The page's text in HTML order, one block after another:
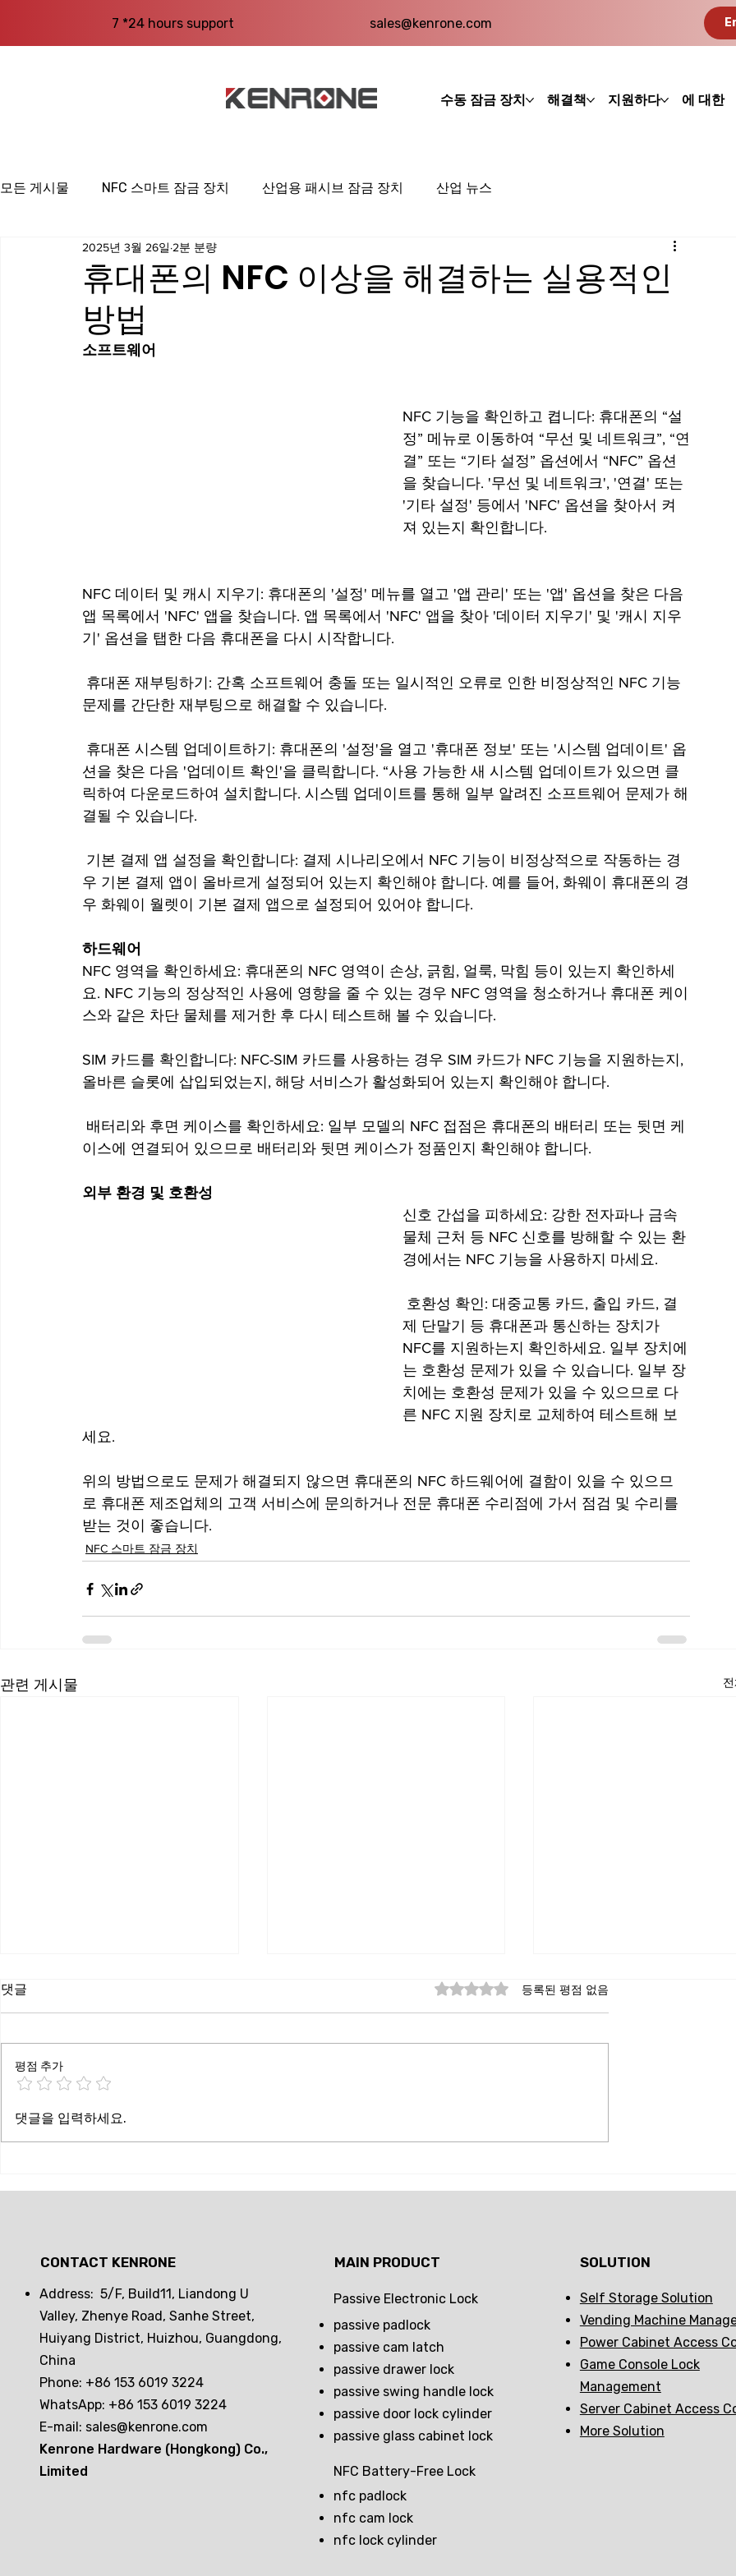
수동 잠금 장치 해결책 지원하다 에 대한
7 *24 hours support sales@kenrone.com
모든 게시물 NFC 스마트 잠금 장치 산업용 패시브 잠금 장치 산업 뉴스
휴대폰의 NFC 이상을 해결하는 실용적인
방법
2025년 3월 26일 2분 분량
소프트웨어
NFC 기능을 확인하고 켭니다: 휴대폰의 “설
정” 메뉴로 이동하여 “무선 및 네트워크”, “연
결” 또는 “기타 설정” 옵션에서 “NFC” 옵션
을 찾습니다. '무선 및 네트워크', '연결' 또는
'기타 설정' 등에서 'NFC' 옵션을 찾아서 켜
져 있는지 확인합니다.
NFC 데이터 및 캐시 지우기: 휴대폰의 '설정' 메뉴를 열고 '앱 관리' 또는 '앱' 옵션을 찾은 다음
앱 목록에서 'NFC' 앱을 찾습니다. 앱 목록에서 'NFC' 앱을 찾아 '데이터 지우기' 및 '캐시 지우
기' 옵션을 탭한 다음 휴대폰을 다시 시작합니다.
문제를 간단한 재부팅으로 해결할 수 있습니다.
션을 찾은 다음 '업데이트 확인'을 클릭합니다. “사용 가능한 새 시스템 업데이트가 있으면 클
릭하여 다운로드하여 설치합니다. 시스템 업데이트를 통해 일부 알려진 소프트웨어 문제가 해
결될 수 있습니다.
우 기본 결제 앱이 올바르게 설정되어 있는지 확인해야 합니다. 예를 들어, 화웨이 휴대폰의 경
우 화웨이 월렛이 기본 결제 앱으로 설정되어 있어야 합니다.
하드웨어
NFC 영역을 확인하세요: 휴대폰의 NFC 영역이 손상, 긁힘, 얼룩, 막힘 등이 있는지 확인하세
요. NFC 기능의 정상적인 사용에 영향을 줄 수 있는 경우 NFC 영역을 청소하거나 휴대폰 케이
스와 같은 차단 물체를 제거한 후 다시 테스트해 볼 수 있습니다.
SIM 카드를 확인합니다: NFC-SIM 카드를 사용하는 경우 SIM 카드가 NFC 기능을 지원하는지,
올바른 슬롯에 삽입되었는지, 해당 서비스가 활성화되어 있는지 확인해야 합니다.
이스에 연결되어 있으므로 배터리와 뒷면 케이스가 정품인지 확인해야 합니다.
외부 환경 및 호환성
신호 간섭을 피하세요: 강한 전자파나 금속
물체 근처 등 NFC 신호를 방해할 수 있는 환
경에서는 NFC 기능을 사용하지 마세요.
제 단말기 등 휴대폰과 통신하는 장치가
NFC를 지원하는지 확인하세요. 일부 장치에
는 호환성 문제가 있을 수 있습니다. 일부 장
치에는 호환성 문제가 있을 수 있으므로 다
른 NFC 지원 장치로 교체하여 테스트해 보
세요.
위의 방법으로도 문제가 해결되지 않으면 휴대폰의 NFC 하드웨어에 결함이 있을 수 있으므
로 휴대폰 제조업체의 고객 서비스에 문의하거나 전문 휴대폰 수리점에 가서 점검 및 수리를
받는 것이 좋습니다.
NFC 스마트 잠금 장치
관련 게시물
단조로움과 작별하세요! 내장
형 NFC 스마트 카메라 잠금장
크 자물쇠: 하나의 자물쇠로 세
해제? 배터리 없는 NFC 디
댓글 별점 5점 중 0점을 주었습니다.
등록된 평점 없음
평점 추가
댓글을 입력하세요.
CONTACT KENRONE
Address: 5/F, Build11, Liandong U
Valley, Zhenye Road, Sanhe Street,
Huiyang District, Huizhou, Guangdong,
China
Phone: +86 153 6019 3224
WhatsApp: +86 153 6019 3224
E-mail: sales@kenrone.com
Kenrone Hardware (Hongkong) Co.,
Limited
MAIN PRODUCT
Passive Electronic Lock
passive padlock
passive cam latch
passive drawer lock
passive swing handle lock
passive door lock cylinder
passive glass cabinet lock
NFC Battery-Free Lock
nfc padlock
nfc cam lock
nfc lock cylinder
SOLUTION
Self Storage Solution
Vending Machine
Power Cabinet Access
Game Console Lock
Management
Server Cabinet Access
More Solution